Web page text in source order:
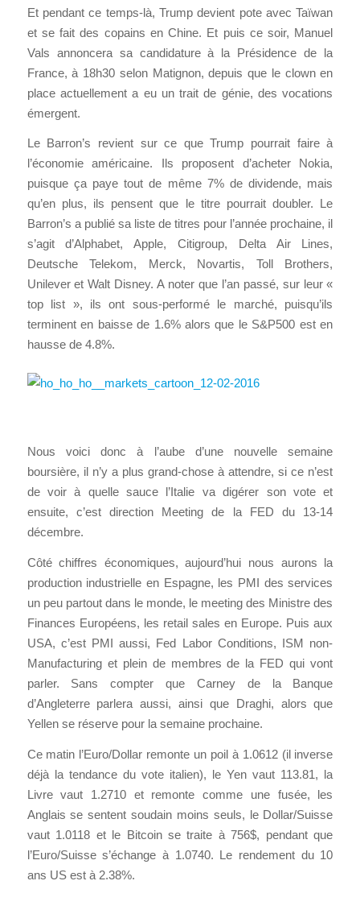
Et pendant ce temps-là, Trump devient pote avec Taïwan
et se fait des copains en Chine. Et puis ce soir, Manuel
Vals annoncera sa candidature à la Présidence de la
France, à 18h30 selon Matignon, depuis que le clown en
place actuellement a eu un trait de génie, des vocations
émergent.
Le Barron’s revient sur ce que Trump pourrait faire à
l’économie américaine. Ils proposent d’acheter Nokia,
puisque ça paye tout de même 7% de dividende, mais
qu’en plus, ils pensent que le titre pourrait doubler. Le
Barron’s a publié sa liste de titres pour l’année prochaine, il
s’agit d’Alphabet, Apple, Citigroup, Delta Air Lines,
Deutsche Telekom, Merck, Novartis, Toll Brothers,
Unilever et Walt Disney. A noter que l’an passé, sur leur «
top list », ils ont sous-performé le marché, puisqu’ils
terminent en baisse de 1.6% alors que le S&P500 est en
hausse de 4.8%.
Nous voici donc à l’aube d’une nouvelle semaine
boursière, il n’y a plus grand-chose à attendre, si ce n’est
de voir à quelle sauce l’Italie va digérer son vote et
ensuite, c’est direction Meeting de la FED du 13-14
décembre.
Côté chiffres économiques, aujourd’hui nous aurons la
production industrielle en Espagne, les PMI des services
un peu partout dans le monde, le meeting des Ministre des
Finances Européens, les retail sales en Europe. Puis aux
USA, c’est PMI aussi, Fed Labor Conditions, ISM non-
Manufacturing et plein de membres de la FED qui vont
parler. Sans compter que Carney de la Banque
d’Angleterre parlera aussi, ainsi que Draghi, alors que
Yellen se réserve pour la semaine prochaine.
Ce matin l’Euro/Dollar remonte un poil à 1.0612 (il inverse
déjà la tendance du vote italien), le Yen vaut 113.81, la
Livre vaut 1.2710 et remonte comme une fusée, les
Anglais se sentent soudain moins seuls, le Dollar/Suisse
vaut 1.0118 et le Bitcoin se traite à 756$, pendant que
l’Euro/Suisse s’échange à 1.0740. Le rendement du 10
ans US est à 2.38%.